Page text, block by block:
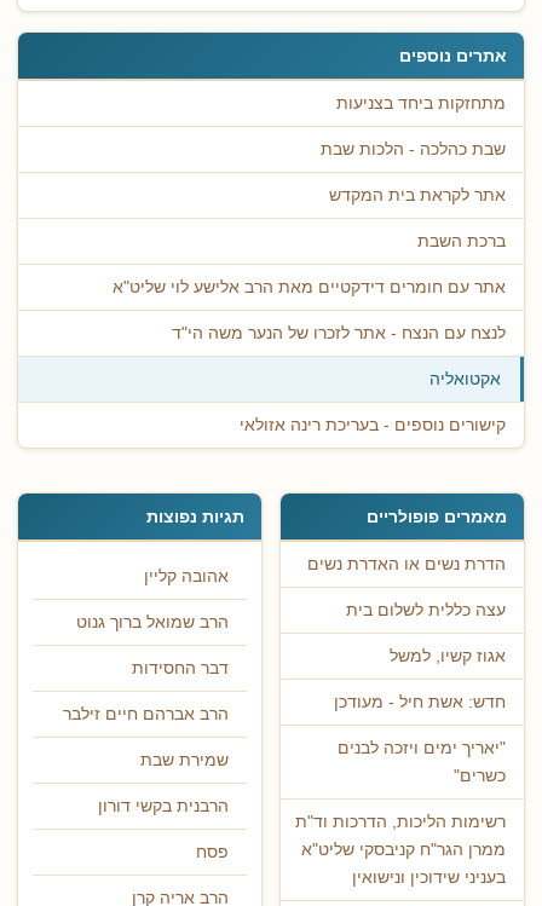
אתרים נוספים
מתחזקות ביחד בצניעות
שבת כהלכה - הלכות שבת
אתר לקראת בית המקדש
ברכת השבת
אתר עם חומרים דידקטיים מאת הרב אלישע לוי שליט"א
לנצח עם הנצח - אתר לזכרו של הנער משה הי"ד
אקטואליה
קישורים נוספים - בעריכת רינה אזולאי
מאמרים פופולריים
הדרת נשים או האדרת נשים
עצה כללית לשלום בית
אגוז קשיו, למשל
חדש: אשת חיל - מעודכן
"יאריך ימים ויזכה לבנים
כשרים"
רשימות הליכות, הדרכות וד"ת
ממרן הגר"ח קניבסקי שליט"א
בעניני שידוכין ונישואין
תגיות נפוצות
אהובה קליין
הרב שמואל ברוך גנוט
דבר החסידות
הרב אברהם חיים זילבר
שמירת שבת
הרבנית בקשי דורון
פסח
הרב אריה קרן